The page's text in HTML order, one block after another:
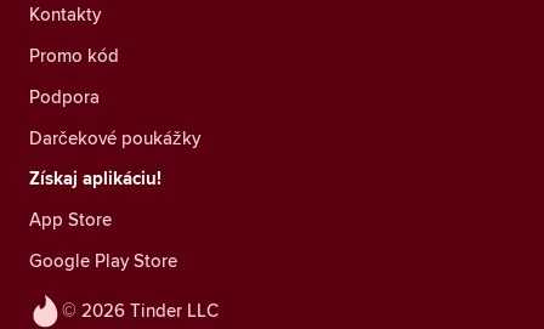
© 2026 Tinder LLC
Kontakty
Promo kód
Podpora
Darčekové poukážky
Získaj aplikáciu!
App Store
Google Play Store